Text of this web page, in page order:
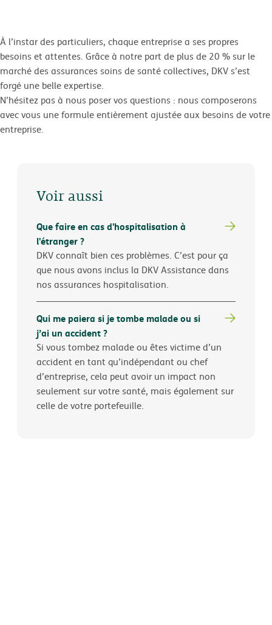
À l’instar des particuliers, chaque entreprise a ses propres
besoins et attentes. Grâce à notre part de plus de 20 % sur le
marché des assurances soins de santé collectives, DKV s’est
forgé une belle expertise.
N’hésitez pas à nous poser vos questions : nous composerons
avec vous une formule entièrement ajustée aux besoins de votre
entreprise.
Voir aussi
Que faire en cas d'hospitalisation à
l'étranger ?
DKV connaît bien ces problèmes. C’est pour ça
que nous avons inclus la DKV Assistance dans
nos assurances hospitalisation.
Qui me paiera si je tombe malade ou si
j’ai un accident ?
Si vous tombez malade ou êtes victime d’un
accident en tant qu’indépendant ou chef
d’entreprise, cela peut avoir un impact non
seulement sur votre santé, mais également sur
celle de votre portefeuille.